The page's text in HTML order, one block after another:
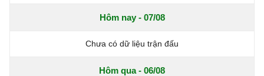
Hôm nay - 07/08
Chưa có dữ liệu trận đấu
Hôm qua - 06/08